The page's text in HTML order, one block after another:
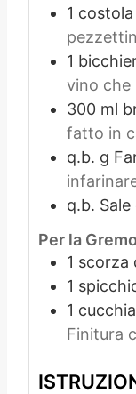
1
1
vino che
300 ml
fatto in
q.b. g
q.b.
Per la
1 scorza
1
1
Finitura